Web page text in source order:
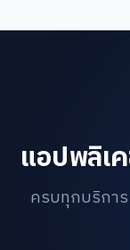
แอปพลิเ
ครบทุกบริกา